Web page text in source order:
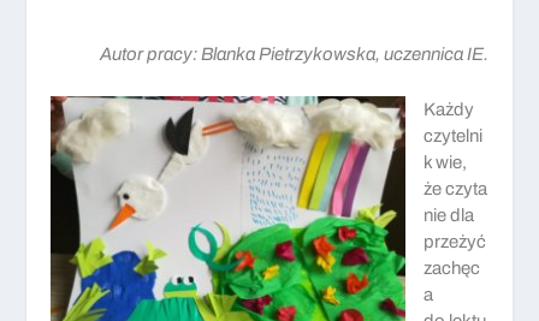
Autor pracy: Blanka Pietrzykowska, uczennica IE.
Każdy
czytelni
k wie,
że czyta
nie dla
przeżyć
zachęc
a